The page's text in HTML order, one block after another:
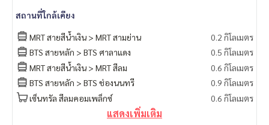
สถานที่ใกล้เคียง
MRT สายสีน้ำเงิน > MRT สามย่าน
0.2 กิโลเมตร
BTS สายหลัก > BTS ศาลาแดง
0.5 กิโลเมตร
MRT สายสีน้ำเงิน > MRT สีลม
0.6 กิโลเมตร
BTS สายหลัก > BTS ช่องนนทรี
0.9 กิโลเมตร
เซ็นทรัล สีลมคอมเพล็กซ์
0.6 กิโลเมตร
แสดงเพิ่มเติม